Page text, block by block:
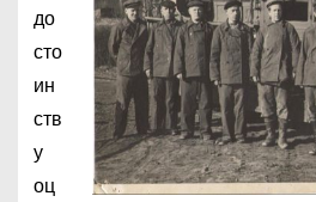
до
сто
ин
ств
у
оц